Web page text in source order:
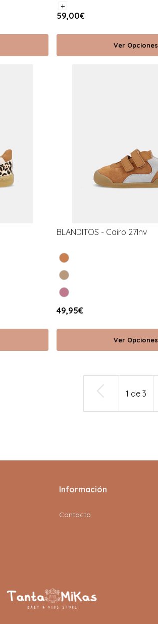
+
59,00€
Ver Opciones
BLANDITOS - Cairo 27Inv
49,95€
Ver Opciones
1 de 3
Información
Contacto